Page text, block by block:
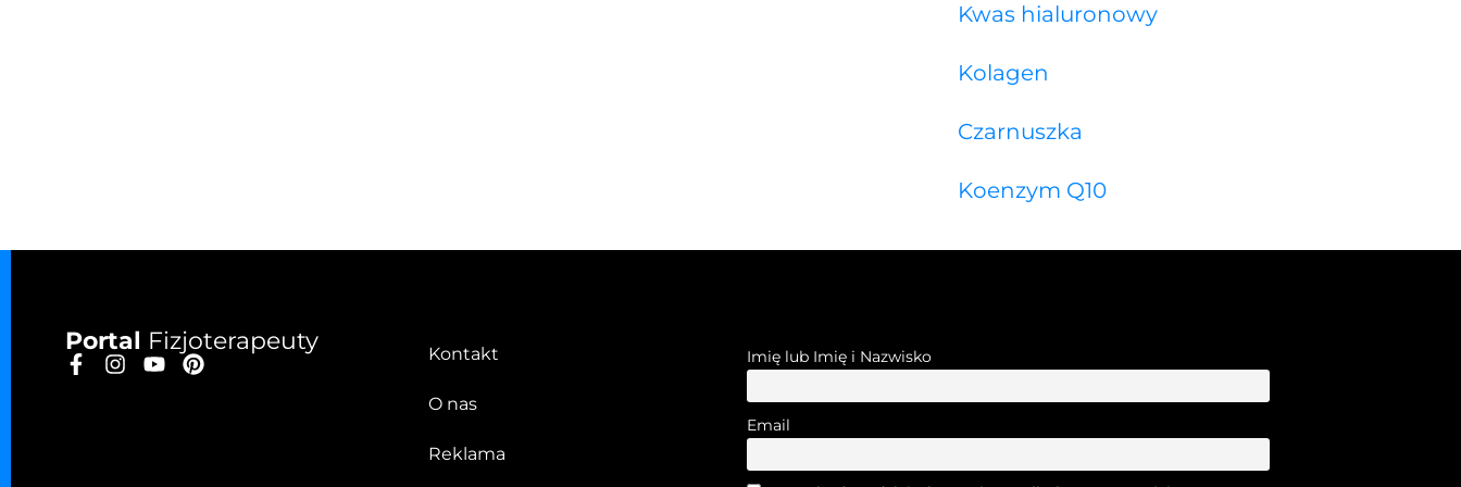
Kwas hialuronowy
Kolagen
Czarnuszka
Koenzym Q10
Portal Fizjoterapeuty Kontakt
O nas
Reklama
Imię lub Imię i Nazwisko
Email